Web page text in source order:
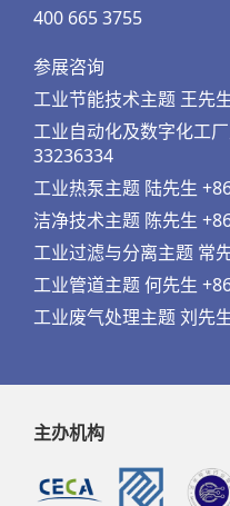
400 665 3755
参展咨询
工业节能技术主题 王先
工业自动化及数字化工
33236334
工业热泵主题 陆先生
洁净技术主题 陈先生
工业过滤与分离主题 常
工业管道主题 何先生
工业废气处理主题 刘先
主办机构